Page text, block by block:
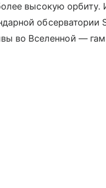
высокую орбиту.
обсерватории
во Вселенной —